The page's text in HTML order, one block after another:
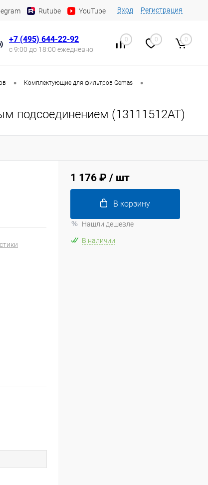
Rutube YouTube Вход Регистрация
+7 (495) 644-22-92
с 9:00 до 18:00 ежедневно
0 0 0
• Комплектующие для фильтров Gemas •
подсоединением (13111512AT)
1 176 ₽ / шт
В корзину
Нашли дешевле
В наличии